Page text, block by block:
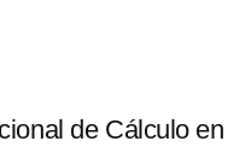
de Cálculo en